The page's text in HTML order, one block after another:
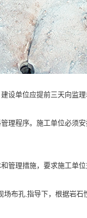
设单位应提前三天向监理
理程序。施工单位必须
管理措施，要求施工单位
布孔.指导下，根据岩石